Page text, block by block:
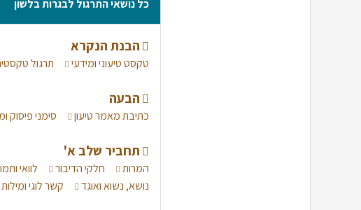
כל נושאי התרגול לבגרות בלשון
הבנת הנקרא
טקסט טיעוני ומידעי תרגול
הבעה
כתיבת מאמר טיעון סימני פיסוק
תחביר שלב א'
המרות חלקי הדיבור לוואי
נושא, נשוא ואוגד
קשר לוגי